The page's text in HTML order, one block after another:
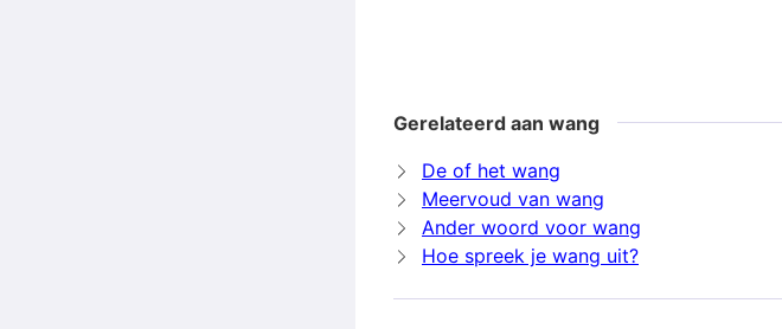
Gerelateerd aan wang
De of het wang
Meervoud van wang
Ander woord voor wang
Hoe spreek je wang uit?